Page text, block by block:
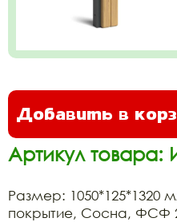
Добавить в
Артикул товара:
Размер:
покрытие, Сосна, ФСФ